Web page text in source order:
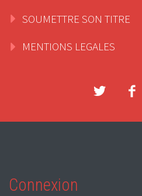
SOUMETTRE SON TITRE
MENTIONS LEGALES
Connexion